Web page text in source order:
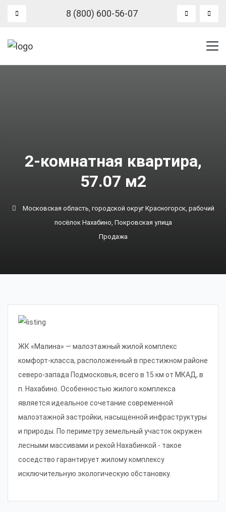
8 (800) 600-56-07
2-комнатная квартира,
57.07 м2
Московская область, городской округ Красногорск, рабочий
посёлок Нахабино, Покровская улица
Продажа
ЖК «Малина» — малоэтажный жилой комплекс
комфорт-класса, расположенный в престижном районе
северо-запада Подмосковья, всего в 15 км от МКАД, в
п. Нахабино. Особенностью жилого комплекса
является идеальное сочетание современной
малоэтажной застройки, насыщенной инфраструктуры
и природы. По периметру земельный участок окружен
лесными массивами и рекой Нахабинкой - такое
соседство гарантирует жилому комплексу
исключительную экологическую обстановку.